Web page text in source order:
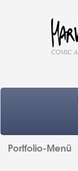
Portfolio-Menü